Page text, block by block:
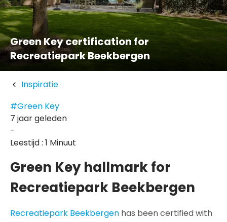
Green Key certification for
Recreatiepark Beekbergen
Inspiratie
#Green Key
7 jaar geleden
-
Leestijd : 1 Minuut
Green Key hallmark for
Recreatiepark Beekbergen
Recreatiepark Beekbergen has been certified with